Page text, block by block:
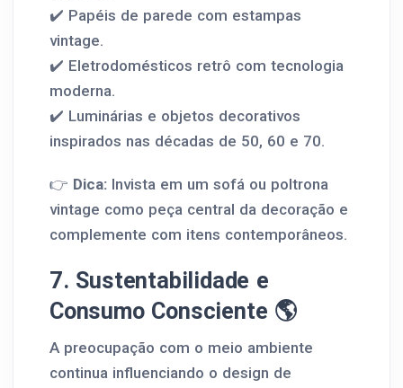
✔️ Papéis de parede com estampas
vintage.
✔️ Eletrodomésticos retrô com tecnologia
moderna.
✔️ Luminárias e objetos decorativos
inspirados nas décadas de 50, 60 e 70.
👉 Dica: Invista em um sofá ou poltrona
vintage como peça central da decoração e
complemente com itens contemporâneos.
7. Sustentabilidade e
Consumo Consciente 🌎
A preocupação com o meio ambiente
continua influenciando o design de